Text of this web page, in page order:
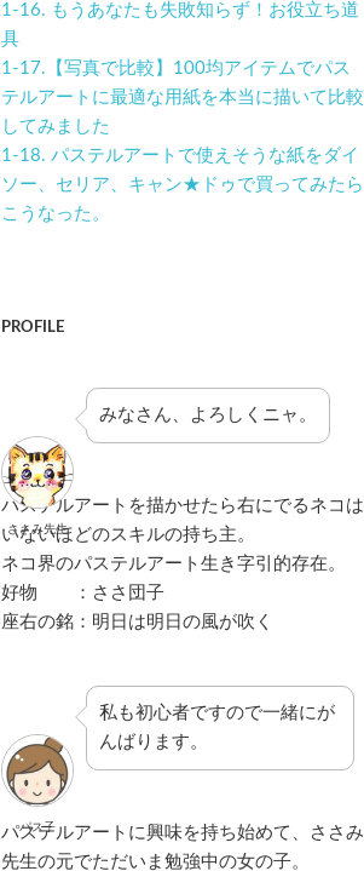
1-16. もうあなたも失敗知らず！お役立ち道
具
1-17.【写真で比較】100均アイテムでパス
テルアートに最適な用紙を本当に描いて比較
してみました
1-18. パステルアートで使えそうな紙をダイ
ソー、セリア、キャン★ドゥで買ってみたら
こうなった。
PROFILE
ささみ先生
みなさん、よろしくニャ。
パステルアートを描かせたら右にでるネコは
いないほどのスキルの持ち主。
ネコ界のパステルアート生き字引的存在。
好物 ：ささ団子
座右の銘：明日は明日の風が吹く
パス子
私も初心者ですので一緒にが
んばります。
パステルアートに興味を持ち始めて、ささみ
先生の元でただいま勉強中の女の子。